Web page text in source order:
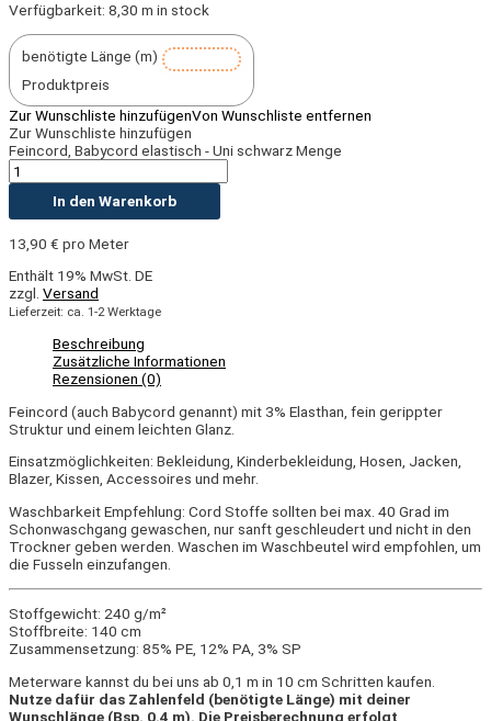
Verfügbarkeit: 8,30 m in stock
benötigte Länge (m)
Produktpreis
Zur Wunschliste hinzufügenVon Wunschliste entfernen
Zur Wunschliste hinzufügen
Feincord, Babycord elastisch - Uni schwarz Menge
In den Warenkorb
13,90 € pro Meter
Enthält 19% MwSt. DE
zzgl. Versand
Lieferzeit: ca. 1-2 Werktage
Beschreibung
Zusätzliche Informationen
Rezensionen (0)
Feincord (auch Babycord genannt) mit 3% Elasthan, fein gerippter
Struktur und einem leichten Glanz.
Einsatzmöglichkeiten: Bekleidung, Kinderbekleidung, Hosen, Jacken,
Blazer, Kissen, Accessoires und mehr.
Waschbarkeit Empfehlung: Cord Stoffe sollten bei max. 40 Grad im
Schonwaschgang gewaschen, nur sanft geschleudert und nicht in den
Trockner geben werden. Waschen im Waschbeutel wird empfohlen, um
die Fusseln einzufangen.
Stoffgewicht: 240 g/m²
Stoffbreite: 140 cm
Zusammensetzung: 85% PE, 12% PA, 3% SP
Meterware kannst du bei uns ab 0,1 m in 10 cm Schritten kaufen.
Nutze dafür das Zahlenfeld (benötigte Länge) mit deiner
Wunschlänge (Bsp. 0.4 m). Die Preisberechnung erfolgt